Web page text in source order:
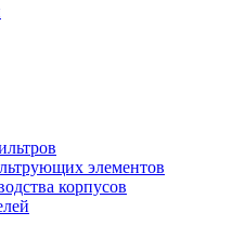
элементов
корпусов